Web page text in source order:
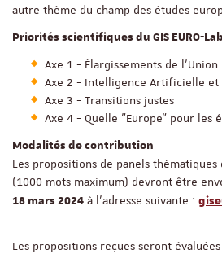
autre thème du champ des études
Priorités scientifiques du GIS EURO-Lab
Axe 1 - Élargissements de
Axe 2 - Intelligence Artificielle et
Axe 3 - Transitions justes
Axe 4 - Quelle "Europe" pour les
Modalités de contribution
Les propositions de panels
(1000 mots maximum) devront être
18 mars 2024 à l'adresse suivante :
Les propositions reçues seront